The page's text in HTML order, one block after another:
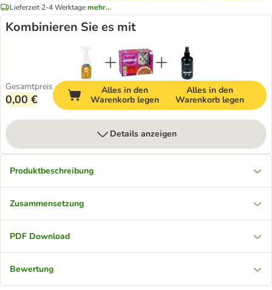
Lieferzeit 2-4 Werktagemehr...
Kombinieren Sie es mit
Gesamtpreis
0,00 €
Alles in den
Warenkorb legen
Alles in den
Warenkorb legen
Details anzeigen
Produktbeschreibung
Zusammensetzung
PDF Download
Bewertung